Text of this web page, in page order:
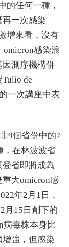
的任何一種，
一次感染
增來看，沒有
omicron感染浪
測序機構併
de
一次講座中表
9個省份中的7
，在林波波省
省即將成為
大omicron感
年2月1日，
月15日創下的
病毒株本身比
強，但感染